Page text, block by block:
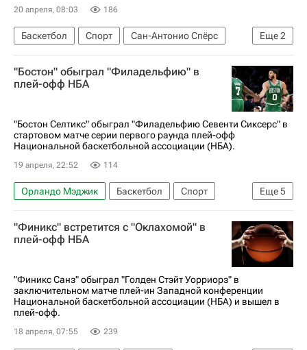
20 апреля, 08:03 186
Еще2
Баскетбол Спорт
Сан-Антонио Спёрс
Портленд Трэйл Блэйзерс
НБА
"Бостон" обыграл "Филадельфию" в
плей-офф НБА
"Бостон Селтикс" обыграл "Филадельфию Севенти Сиксерс" в
стартовом матче серии первого раунда плей-офф
Национальной баскетбольной ассоциации (НБА).
19 апреля, 22:52 114
Еще5
Орландо Мэджик Баскетбол
Спорт
Бостон
Джейлен Браун
Джейсон Тейтум
Бостон Селтикс
"Финикс" встретится с "Оклахомой" в
плей-офф НБА
"Финикс Санз" обыграл "Голден Стэйт Уорриорз" в
заключительном матче плей-ин Западной конференции
Национальной баскетбольной ассоциации (НБА) и вышел в
плей-офф.
18 апреля, 07:55 239